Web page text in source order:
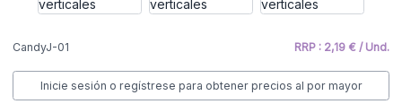
CandyJ-01 RRP : 2,19 € / Und.
Inicie sesión o regístrese para obtener precios al por mayor